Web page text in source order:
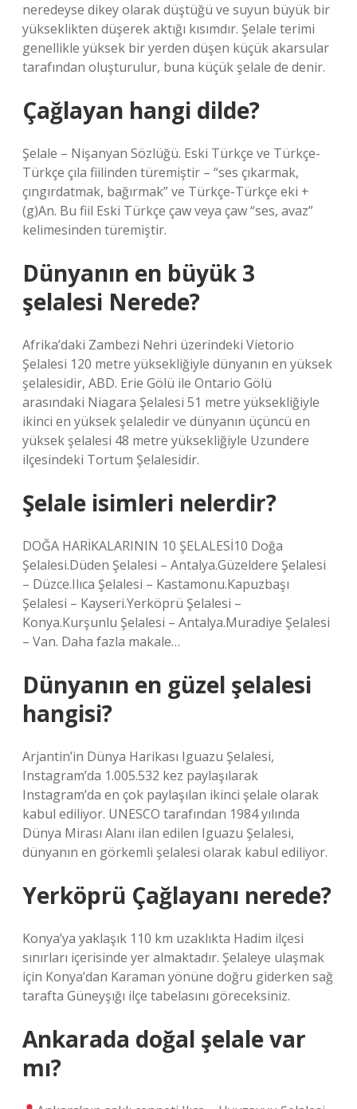
neredeyse dikey olarak düştüğü ve suyun büyük bir
yükseklikten düşerek aktığı kısımdır. Şelale terimi
genellikle yüksek bir yerden düşen küçük akarsular
tarafından oluşturulur, buna küçük şelale de denir.
Çağlayan hangi dilde?
Şelale – Nişanyan Sözlüğü. Eski Türkçe ve Türkçe-
Türkçe çıla fiilinden türemiştir – “ses çıkarmak,
çıngırdatmak, bağırmak” ve Türkçe-Türkçe eki +
(g)An. Bu fiil Eski Türkçe çaw veya çaw “ses, avaz”
kelimesinden türemiştir.
Dünyanın en büyük 3
şelalesi Nerede?
Afrika’daki Zambezi Nehri üzerindeki Vietorio
Şelalesi 120 metre yüksekliğiyle dünyanın en yüksek
şelalesidir, ABD. Erie Gölü ile Ontario Gölü
arasındaki Niagara Şelalesi 51 metre yüksekliğiyle
ikinci en yüksek şelaledir ve dünyanın üçüncü en
yüksek şelalesi 48 metre yüksekliğiyle Uzundere
ilçesindeki Tortum Şelalesidir.
Şelale isimleri nelerdir?
DOĞA HARİKALARININ 10 ŞELALESİ10 Doğa
Şelalesi.Düden Şelalesi – Antalya.Güzeldere Şelalesi
– Düzce.Ilıca Şelalesi – Kastamonu.Kapuzbaşı
Şelalesi – Kayseri.Yerköprü Şelalesi –
Konya.Kurşunlu Şelalesi – Antalya.Muradiye Şelalesi
– Van. Daha fazla makale…
Dünyanın en güzel şelalesi
hangisi?
Arjantin’in Dünya Harikası Iguazu Şelalesi,
Instagram’da 1.005.532 kez paylaşılarak
Instagram’da en çok paylaşılan ikinci şelale olarak
kabul ediliyor. UNESCO tarafından 1984 yılında
Dünya Mirası Alanı ilan edilen Iguazu Şelalesi,
dünyanın en görkemli şelalesi olarak kabul ediliyor.
Yerköprü Çağlayanı nerede?
Konya’ya yaklaşık 110 km uzaklıkta Hadim ilçesi
sınırları içerisinde yer almaktadır. Şelaleye ulaşmak
için Konya’dan Karaman yönüne doğru giderken sağ
tarafta Güneyşığı ilçe tabelasını göreceksiniz.
Ankarada doğal şelale var
mı?